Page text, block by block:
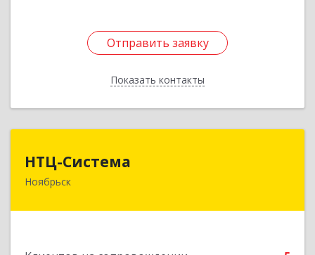
Отправить заявку
Показать контакты
Отправить заявку
Назад
НТЦ-Система
Ноябрьск
629804, Ямало-Ненецкий АО, Ноябрьск г, 60 лет